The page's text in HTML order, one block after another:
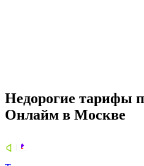
Недорогие тарифы
Онлайм в Москве